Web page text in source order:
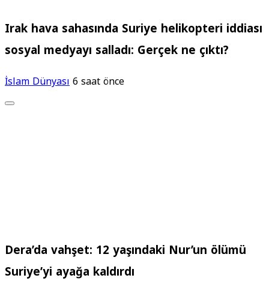
Irak hava sahasında Suriye helikopteri iddiası
sosyal medyayı salladı: Gerçek ne çıktı?
İslam Dünyası6 saat önce
Dera’da vahşet: 12 yaşındaki Nur’un ölümü
Suriye’yi ayağa kaldırdı